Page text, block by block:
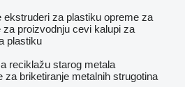
ekstruderi za plastiku opreme za
za proizvodnju cevi kalupi za
plastiku
reciklažu starog metala
za briketiranje metalnih strugotina